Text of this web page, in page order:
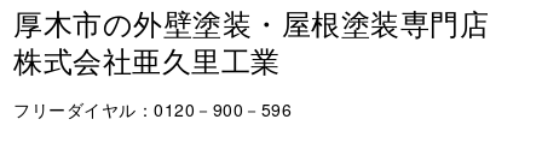
厚木市の外壁塗装・屋根塗装専門店
株式会社亜久里工業
フリーダイヤル：0120－900－596